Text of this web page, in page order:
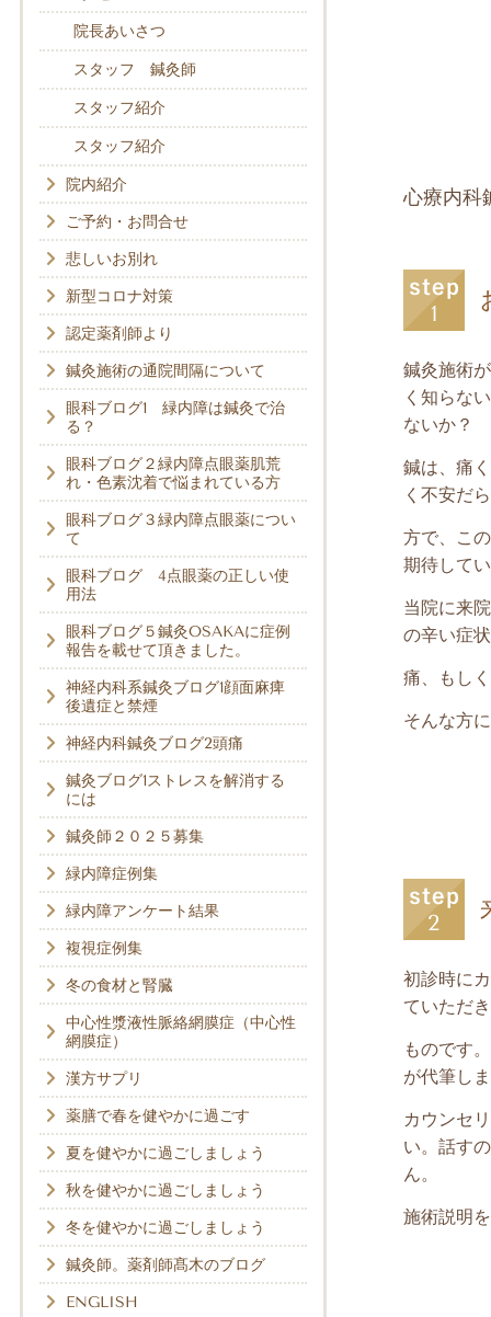
心療内科
鍼灸施術
く知らな
ないか？
鍼は、痛
く不安だ
方で、こ
期待して
当院に来
の辛い症
痛、もし
そんな方
初診時に
ていただ
ものです
が代筆し
カウンセ
い。話す
ん。
施術説明
院長あいさつ
スタッフ 鍼灸師
スタッフ紹介
スタッフ紹介
院内紹介
ご予約・お問合せ
悲しいお別れ
新型コロナ対策
認定薬剤師より
鍼灸施術の通院間隔について
眼科ブログ1 緑内障は鍼灸で治
る？
眼科ブログ２緑内障点眼薬肌荒
れ・色素沈着で悩まれている方
眼科ブログ３緑内障点眼薬につい
て
眼科ブログ 4点眼薬の正しい使
用法
眼科ブログ５鍼灸OSAKAに症例
報告を載せて頂きました。
神経内科系鍼灸ブログ1顔面麻痺
後遺症と禁煙
神経内科鍼灸ブログ2頭痛
鍼灸ブログ1ストレスを解消する
には
鍼灸師２０２５募集
緑内障症例集
緑内障アンケート結果
複視症例集
冬の食材と腎臓
中心性漿液性脈絡網膜症（中心性
網膜症）
漢方サプリ
薬膳で春を健やかに過ごす
夏を健やかに過ごしましょう
秋を健やかに過ごしましょう
冬を健やかに過ごしましょう
鍼灸師。薬剤師髙木のブログ
ENGLISH